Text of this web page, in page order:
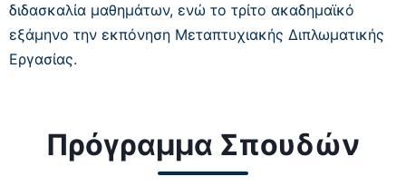
διδασκαλία μαθημάτων, ενώ το τρίτο ακαδημαϊκό
εξάμηνο την εκπόνηση Μεταπτυχιακής Διπλωματικής
Εργασίας.
Πρόγραμμα Σπουδών